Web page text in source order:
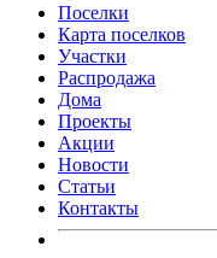
Поселки
Карта поселков
Участки
Распродажа
Дома
Проекты
Акции
Новости
Статьи
Контакты